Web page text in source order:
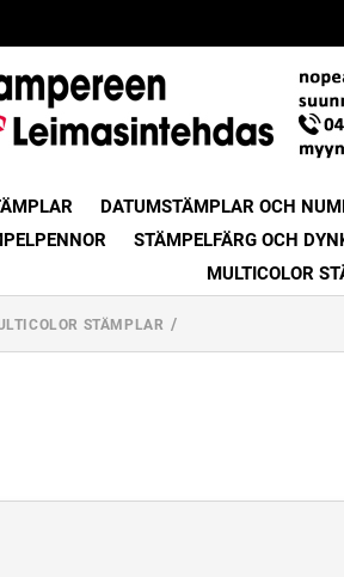
DATUMSTÄMPLAR OCH
STÄMPELFÄRG OCH
MULTICOLOR
STÄMPLAR